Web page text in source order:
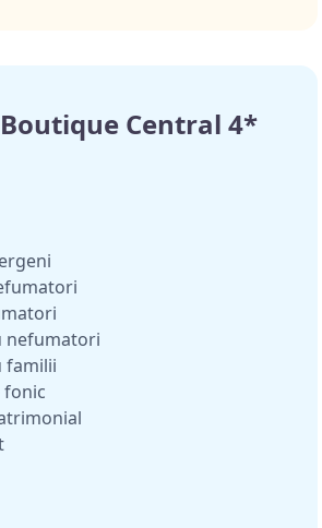
Central 4*
nefumatori
familii
fonic